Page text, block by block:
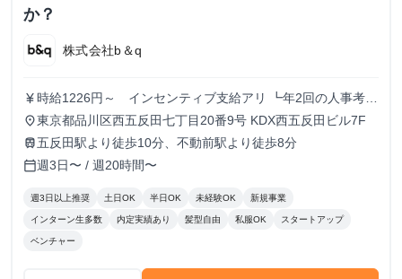
か？
株式会社b＆q
currency_yen 時給1226円～ インセンティブ支給アリ ┗年2回の人事考課
で昇給
place 東京都品川区西五反田七丁目20番9号 KDX西五反田ビル7F
train 五反田駅より徒歩10分、不動前駅より徒歩8分
calendar_today週3日〜 / 週20時間〜
週3日以上推奨 土日OK 半日OK 未経験OK 新規事業
インターン生多数 内定実績あり 髪型自由 私服OK スタートアップ
ベンチャー